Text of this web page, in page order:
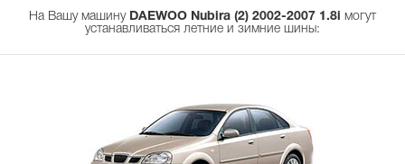
На Вашу машину DAEWOO Nubira (2) 2002-2007 1.8i могут
устанавливаться летние и зимние шины: